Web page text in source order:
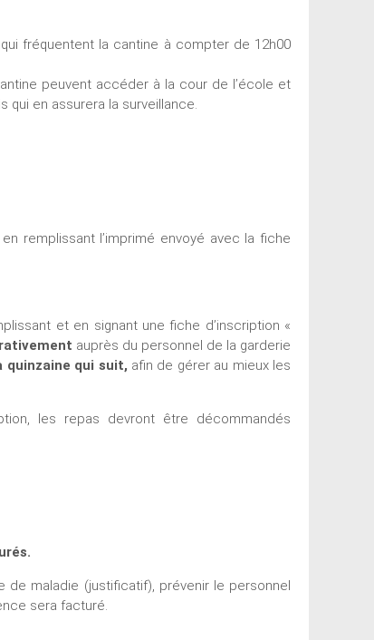
fréquentent la cantine à compter de 12h00
peuvent accéder à la cour de l’école et
qui en assurera la surveillance.
remplissant l’imprimé envoyé avec la fiche
et en signant une fiche d’inscription «
auprès du personnel de la garderie
quinzaine qui suit, afin de gérer au mieux les
les repas devront être décommandés
de maladie (justificatif), prévenir le personnel
sera facturé.